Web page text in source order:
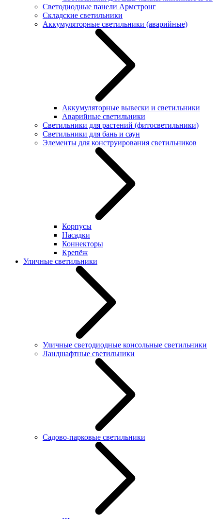
Светодиодные панели Армстронг
Складские светильники
Аккумуляторные светильники (аварийные)
Аккумуляторные вывески и светильники
Аварийные светильники
Светильники для растений (фитосветильники)
Светильники для бань и саун
Элементы для конструирования светильников
Корпусы
Насадки
Коннекторы
Крепёж
Уличные светильники
Уличные светодиодные консольные светильники
Ландшафтные светильники
Садово-парковые светильники